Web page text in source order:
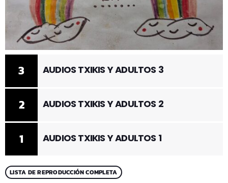
1 AUDIOS TXIKIS Y ADULTOS 1
2 AUDIOS TXIKIS Y ADULTOS 2
3 AUDIOS TXIKIS Y ADULTOS 3
LISTA DE REPRODUCCIÓN COMPLETA